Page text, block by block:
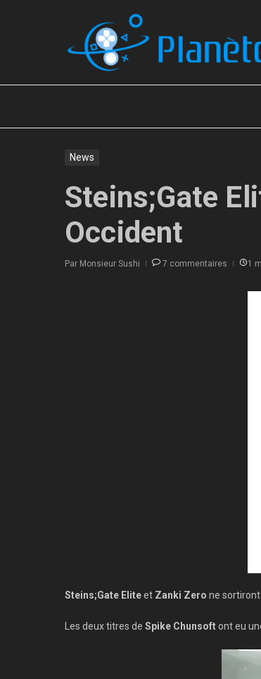
News
Steins;Gate
Occident
Par Monsieur Sushi 7 commentaires 1
Steins;Gate Eliteet Zanki Zero ne
Les deux titres de Spike Chunsoftont eu